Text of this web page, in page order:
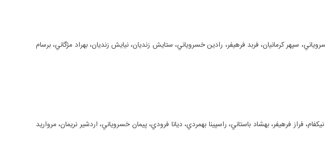
پريا كاوياني، ميترا سيستاني، سپيناز سرايي، اهورا باستاني، بنيتا جهاني، مهرسام وحيدي، سپنتا جاوداني، فريدون خسروياني، سپهر كرمانيان، فربد فرهي‎فر، رادين خسروياني، ستايش زنديان، نيايش زنديان، بهراد مژگاني، برسام
آرتا اردشيري، بهنيا بزرگي‎چم، آرتميس باستاني، نيوشا باستاني، شيدا مزداپور، ستاره سيستاني، هيربد نيكفام، هستي نيكفام، فراز فرهي‎فر، بهشاد باستاني، راسپينا بهمردي، ديانا فرودي، پيمان خسروياني، اردشير نريمان، مرواريد